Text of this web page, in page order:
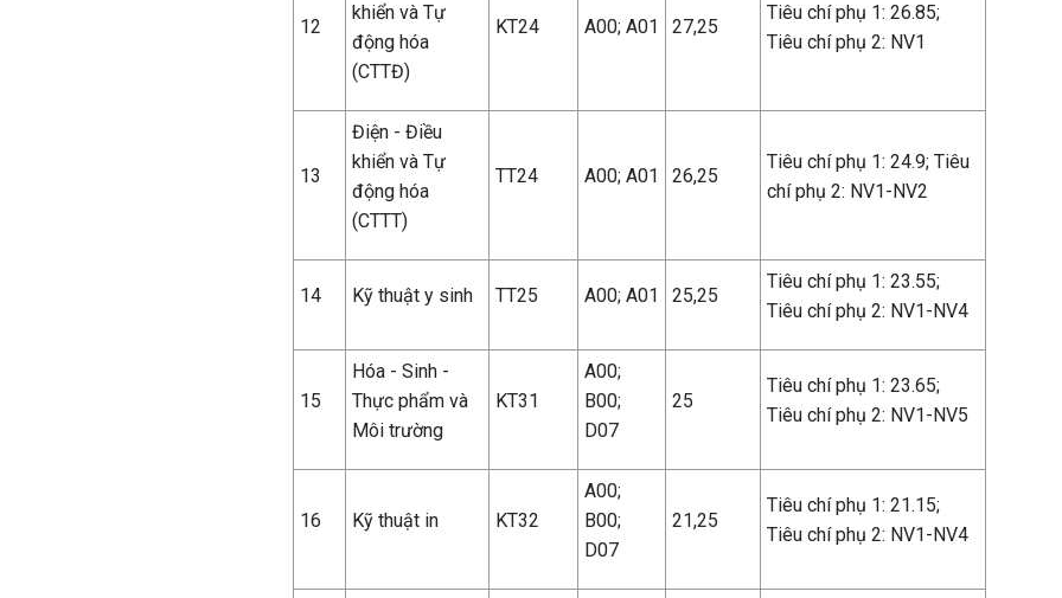
12
khiển và Tự
động hóa
(CTTĐ)
KT24 A00; A01 27,25
Tiêu chí phụ 1: 26.85;
Tiêu chí phụ 2: NV1
13
Điện - Điều
khiển và Tự
động hóa
(CTTT)
TT24 A00; A01 26,25
Tiêu chí phụ 1: 24.9; Tiêu
chí phụ 2: NV1-NV2
14 Kỹ thuật y sinh TT25 A00; A01 25,25
Tiêu chí phụ 1: 23.55;
Tiêu chí phụ 2: NV1-NV4
15
Hóa - Sinh -
Thực phẩm và
Môi trường
KT31
A00;
B00;
D07
25
Tiêu chí phụ 1: 23.65;
Tiêu chí phụ 2: NV1-NV5
16 Kỹ thuật in KT32
A00;
B00;
D07
21,25
Tiêu chí phụ 1: 21.15;
Tiêu chí phụ 2: NV1-NV4